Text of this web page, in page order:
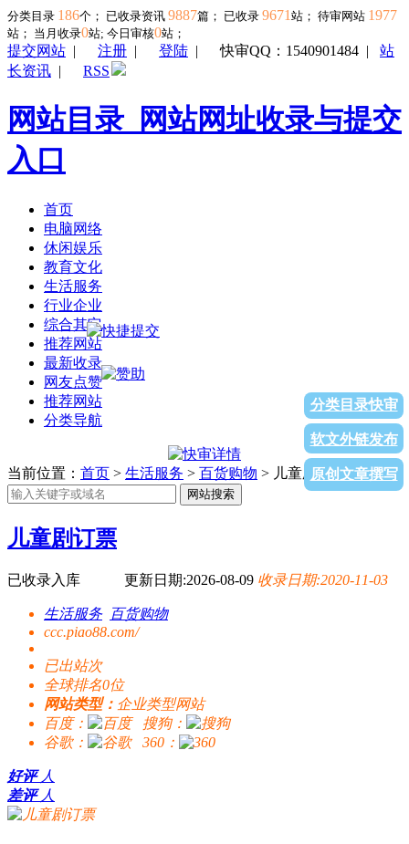
分类目录 186个； 已收录资讯 9887篇； 已收录 9671 站； 待审网站 1977
站； 当月收录0站; 今日审核0站；
提交网站 | 注册 | 登陆 |快审QQ：1540901484 | 站
长资讯 | RSS
网站目录_网站网址收录与提交
入口
首页
电脑网络
休闲娱乐
教育文化
生活服务
行业企业
综合其它
推荐网站
最新收录
网友点赞
推荐网站
分类导航
分类目录快审
软文外链发布
原创文章撰写
当前位置： 首页 > 生活服务 > 百货购物 > 儿童剧订票
网站搜索
儿童剧订票
已收录入库 更新日期:2026-08-09 收录日期:2020-11-03
生活服务
百货购物
ccc.piao88.com/
已出站次
全球排名0位
网站类型： 企业类型网站
百度：
搜狗：
谷歌：
360：
好评 人
差评 人